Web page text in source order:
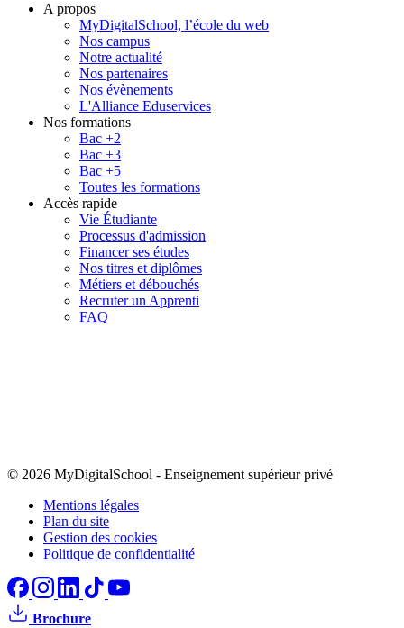
A propos
MyDigitalSchool, l’école du web
Nos campus
Notre actualité
Nos partenaires
Nos évènements
L'Alliance Eduservices
Nos formations
Bac +2
Bac +3
Bac +5
Toutes les formations
Accès rapide
Vie Étudiante
Processus d'admission
Financer ses études
Nos titres et diplômes
Métiers et débouchés
Recruter un Apprenti
FAQ
© 2026 MyDigitalSchool - Enseignement supérieur privé
Mentions légales
Plan du site
Gestion des cookies
Politique de confidentialité
Brochure